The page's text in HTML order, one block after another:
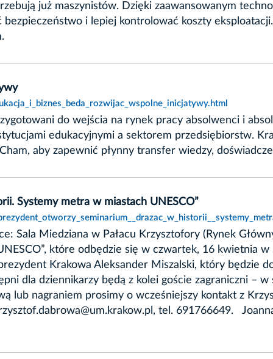
już maszynistów. Dzięki zaawansowanym
i lepiej kontrolować koszty
do wejścia na rynek pracy absolwenci i
edukacyjnymi a sektorem przedsiębiorstw.
aby zapewnić płynny transfer wiedzy,
Systemy metra w miastach UNESCO”
Sala Miedziana w Pałacu Krzysztofory (Rynek
które odbędzie się w czwartek, 16 kwietnia
Krakowa Aleksander Miszalski, który będzie
dla dziennikarzy będą z kolei goście zagraniczni –
lub nagraniem prosimy o wcześniejszy kontakt z
tel. 691766649.